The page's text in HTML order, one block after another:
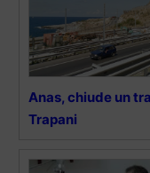
Anas, chiude un
Trapani